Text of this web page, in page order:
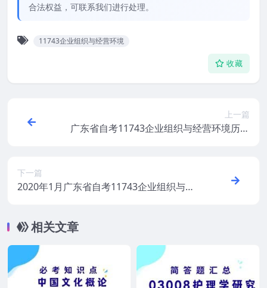
合法权益，可联系我们进行处理。
11743企业组织与经营环境
收藏
上一篇
广东省自考11743企业组织与经营环境历年
下一篇
2020年1月广东省自考11743企业组织与经
相关文章